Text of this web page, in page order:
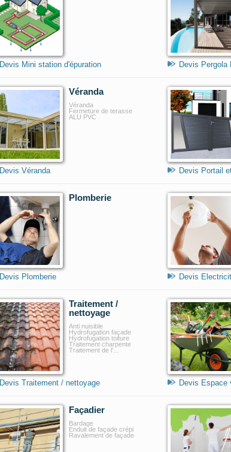
Devis Mini station d'épuration Devis Pergola
Véranda
Véranda
Fermeture de terasse
ALU PVC
Devis Véranda Devis Portail
Plomberie
Devis Plomberie Devis
Traitement /
nettoyage
Anti nuisible
Hydrofugation façade
Hydrofugation toiture
Traitement charpente
Traitement de l’...
Devis Traitement / nettoyage Devis Espace
Façadier
Bardage
Enduit de façade crépi
Ravalement de façade